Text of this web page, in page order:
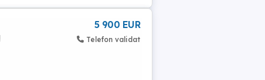
5 900 EUR
Telefon validat